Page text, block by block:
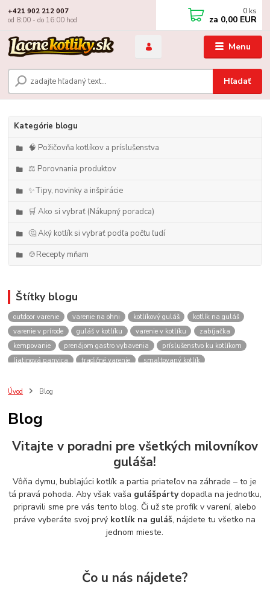
Menu
Hľadať
+421 902 212 007
od 8:00 - do 16:00 hod
0 ks
za 0,00 EUR
Kategórie blogu
🧠 Požičovňa kotlíkov a príslušenstva
⚖️ Porovnania produktov
✨Tipy, novinky a inšpirácie
🛒 Ako si vybrať (Nákupný poradca)
🤔 Aký kotlík si vybrať podľa počtu ľudí
🍲Recepty mňam
Štítky blogu
outdoor varenie varenie na ohni kotlíkový guláš
kotlík na guláš
varenie v prírode
guláš v kotlíku varenie v kotlíku
zabíjačka
kempovanie
prenájom gastro vybavenia
príslušenstvo ku kotlíkom
liatinová panvica
tradičné varenie
smaltovaný kotlík
akcie
spoločenské akcie
rental
varenie gulášu
požičovňa hrncov nerezový hrniec 30l
oslava
výber kotlíka
Úvod Blog
Blog
Vitajte v poradni pre všetkých milovníkov
guláša!
Vôňa dymu, bublajúci kotlík a partia priateľov na záhrade – to je
tá pravá pohoda. Aby však vaša gulášpártydopadla na jednotku,
pripravili sme pre vás tento blog. Či už ste profík v varení, alebo
práve vyberáte svoj prvý kotlík na guláš, nájdete tu všetko na
jednom mieste.
Čo u nás nájdete?